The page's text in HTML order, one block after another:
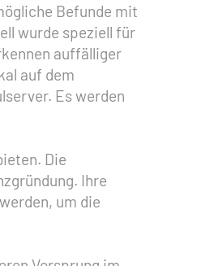
Befunde mit
wurde speziell für
auffälliger
auf dem
Es werden
Die
Ihre
um die